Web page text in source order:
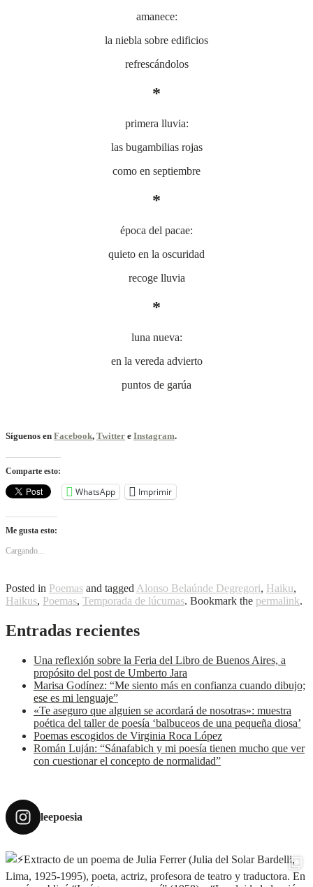
amanece:
la niebla sobre edificios
refrescándolos
*
primera lluvia:
las bugambilias rojas
como en septiembre
*
época del pacae:
quieto en la oscuridad
recoge lluvia
*
luna nueva:
en la vereda advierto
puntos de garúa
Síguenos en Facebook, Twitter e Instagram.
Comparte esto:
WhatsApp Imprimir
Me gusta esto:
Cargando...
Posted in Poemas and tagged Alonso Belaúnde Degregori, Haiku,
Haikus, Poemas, Temporada de lúcumas. Bookmark the permalink.
Entradas recientes
Una reflexión sobre la Feria del Libro de Buenos Aires, a
propósito del post de Umberto Jara
Marisa Godínez: “Me siento más en confianza cuando dibujo;
ese es mi lenguaje”
«Te aseguro que alguien se acordará de nosotras»: muestra
poética del taller de poesía ‘balbuceos de una pequeña diosa’
Poemas escogidos de Virginia Roca López
Román Luján: “Sánafabich y mi poesía tienen mucho que ver
con cuestionar el concepto de normalidad”
leepoesia